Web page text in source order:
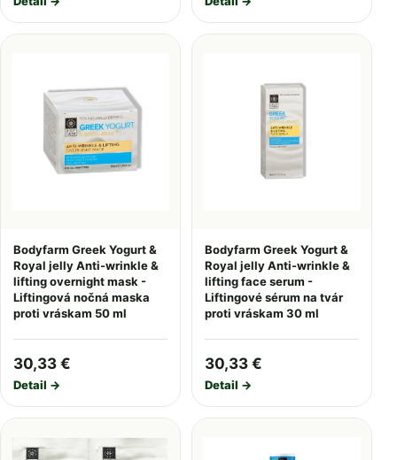
Bodyfarm Greek Yogurt &
Royal jelly Anti-wrinkle &
lifting overnight mask -
Liftingová nočná maska
proti vráskam 50 ml
30,33 €
Detail →
Bodyfarm Greek Yogurt &
Royal jelly Anti-wrinkle &
lifting face serum -
Liftingové sérum na tvár
proti vráskam 30 ml
30,33 €
Detail →